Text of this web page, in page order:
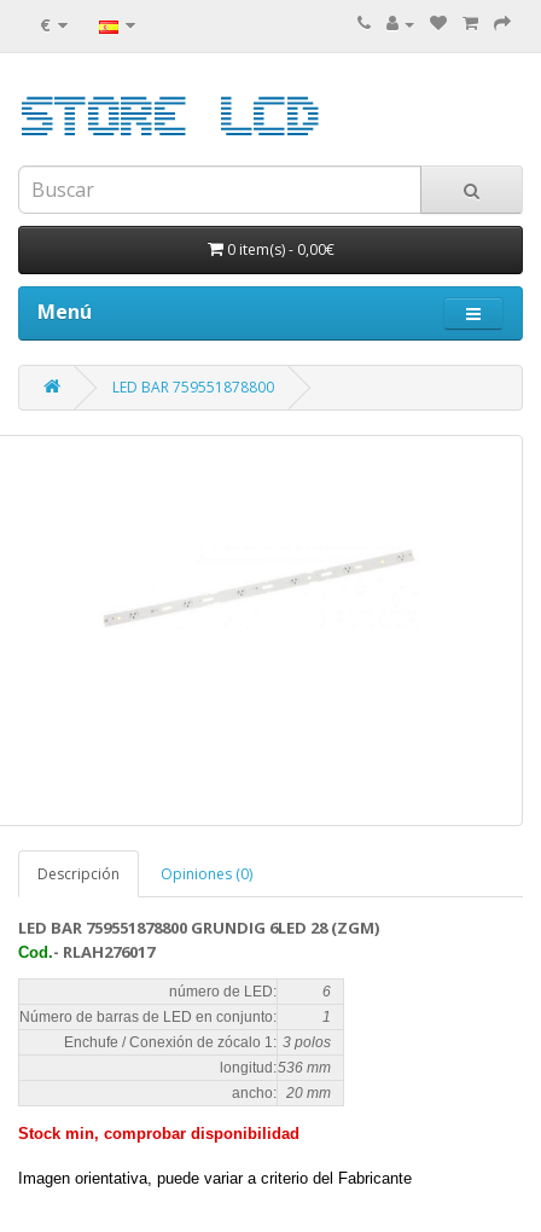
€
0 item(s)- 0,00€
Menú
LED BAR 759551878800
Descripción Opiniones (0)
LED BAR 759551878800 GRUNDIG 6LED 28 (ZGM)
Cod.- RLAH276017
número de LED:
6
Número de barras de LED en conjunto:
1
Enchufe / Conexión de zócalo 1: 3 polos
longitud:536 mm
ancho: 20 mm
Stock min, comprobar disponibilidad
Imagen orientativa, puede variar a criterio del Fabricante